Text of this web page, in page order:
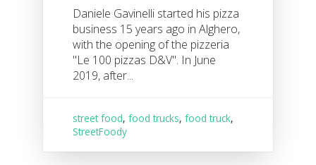
Daniele Gavinelli started his pizza
business 15 years ago in Alghero,
with the opening of the pizzeria
"Le 100 pizzas D&V". In June
2019, after...
street food,food trucks,food truck,
StreetFoody